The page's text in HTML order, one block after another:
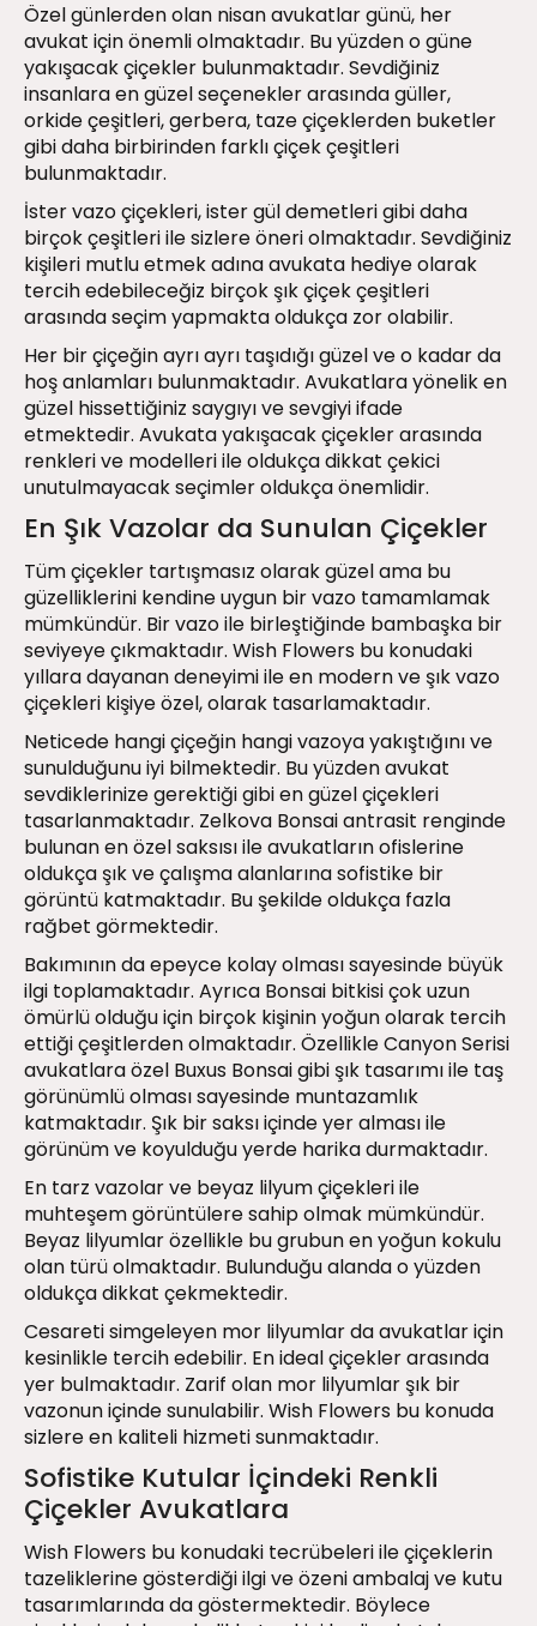
Özel günlerden olan nisan avukatlar günü, her
avukat için önemli olmaktadır. Bu yüzden o güne
yakışacak çiçekler bulunmaktadır. Sevdiğiniz
insanlara en güzel seçenekler arasında güller,
orkide çeşitleri, gerbera, taze çiçeklerden buketler
gibi daha birbirinden farklı çiçek çeşitleri
bulunmaktadır.
İster vazo çiçekleri, ister gül demetleri gibi daha
birçok çeşitleri ile sizlere öneri olmaktadır. Sevdiğiniz
kişileri mutlu etmek adına avukata hediye olarak
tercih edebileceğiz birçok şık çiçek çeşitleri
arasında seçim yapmakta oldukça zor olabilir.
Her bir çiçeğin ayrı ayrı taşıdığı güzel ve o kadar da
hoş anlamları bulunmaktadır. Avukatlara yönelik en
güzel hissettiğiniz saygıyı ve sevgiyi ifade
etmektedir. Avukata yakışacak çiçekler arasında
renkleri ve modelleri ile oldukça dikkat çekici
unutulmayacak seçimler oldukça önemlidir.
En Şık Vazolar da Sunulan Çiçekler
Tüm çiçekler tartışmasız olarak güzel ama bu
güzelliklerini kendine uygun bir vazo tamamlamak
mümkündür. Bir vazo ile birleştiğinde bambaşka bir
seviyeye çıkmaktadır. Wish Flowers bu konudaki
yıllara dayanan deneyimi ile en modern ve şık vazo
çiçekleri kişiye özel, olarak tasarlamaktadır.
Neticede hangi çiçeğin hangi vazoya yakıştığını ve
sunulduğunu iyi bilmektedir. Bu yüzden avukat
sevdiklerinize gerektiği gibi en güzel çiçekleri
tasarlanmaktadır. Zelkova Bonsai antrasit renginde
bulunan en özel saksısı ile avukatların ofislerine
oldukça şık ve çalışma alanlarına sofistike bir
görüntü katmaktadır. Bu şekilde oldukça fazla
rağbet görmektedir.
Bakımının da epeyce kolay olması sayesinde büyük
ilgi toplamaktadır. Ayrıca Bonsai bitkisi çok uzun
ömürlü olduğu için birçok kişinin yoğun olarak tercih
ettiği çeşitlerden olmaktadır. Özellikle Canyon Serisi
avukatlara özel Buxus Bonsai gibi şık tasarımı ile taş
görünümlü olması sayesinde muntazamlık
katmaktadır. Şık bir saksı içinde yer alması ile
görünüm ve koyulduğu yerde harika durmaktadır.
En tarz vazolar ve beyaz lilyum çiçekleri ile
muhteşem görüntülere sahip olmak mümkündür.
Beyaz lilyumlar özellikle bu grubun en yoğun kokulu
olan türü olmaktadır. Bulunduğu alanda o yüzden
oldukça dikkat çekmektedir.
Cesareti simgeleyen mor lilyumlar da avukatlar için
kesinlikle tercih edebilir. En ideal çiçekler arasında
yer bulmaktadır. Zarif olan mor lilyumlar şık bir
vazonun içinde sunulabilir. Wish Flowers bu konuda
sizlere en kaliteli hizmeti sunmaktadır.
Sofistike Kutular İçindeki Renkli
Çiçekler Avukatlara
Wish Flowers bu konudaki tecrübeleri ile çiçeklerin
tazeliklerine gösterdiği ilgi ve özeni ambalaj ve kutu
tasarımlarında da göstermektedir. Böylece